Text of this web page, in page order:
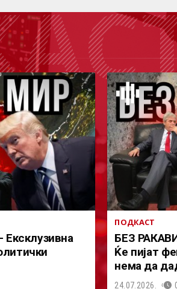
ПОДКАСТ
БЕЗ
Ќе пијат
нема да
24.07.2026.